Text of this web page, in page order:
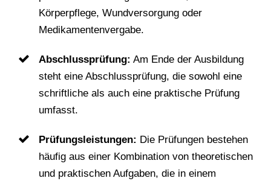
Körperpflege, Wundversorgung oder
Medikamentenvergabe.
Abschlussprüfung: Am Ende der Ausbildung
steht eine Abschlussprüfung, die sowohl eine
schriftliche als auch eine praktische Prüfung
umfasst.
Prüfungsleistungen: Die Prüfungen bestehen
häufig aus einer Kombination von theoretischen
und praktischen Aufgaben, die in einem